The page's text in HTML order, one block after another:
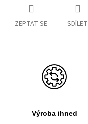
ZEPTAT SE SDÍLET
Výroba ihned